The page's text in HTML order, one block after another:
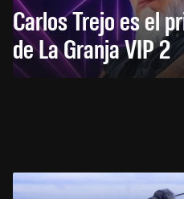
Carlos Trejo es el
de La Granja VIP 2